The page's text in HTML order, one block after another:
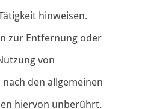
hinweisen.
zur Entfernung oder
von
den allgemeinen
hiervon unberührt.